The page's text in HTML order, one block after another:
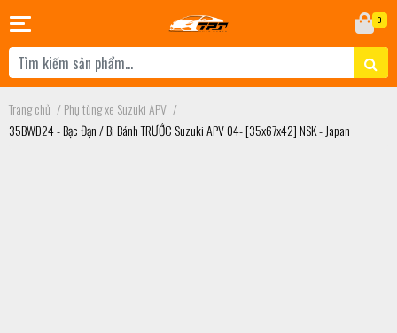
0
Trang chủ /Phụ tùng xe Suzuki APV /
35BWD24 - Bạc Đạn / Bi Bánh TRƯỚC Suzuki APV 04- [35x67x42] NSK - Japan